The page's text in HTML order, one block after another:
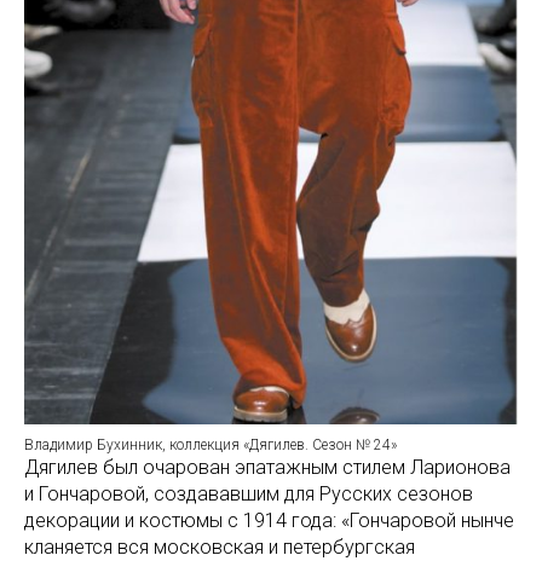
Владимир Бухинник, коллекция «Дягилев. Сезон № 24»
Дягилев был очарован эпатажным стилем Ларионова
и Гончаровой, создававшим для Русских сезонов
декорации и костюмы с 1914 года: «Гончаровой нынче
кланяется вся московская и петербургская